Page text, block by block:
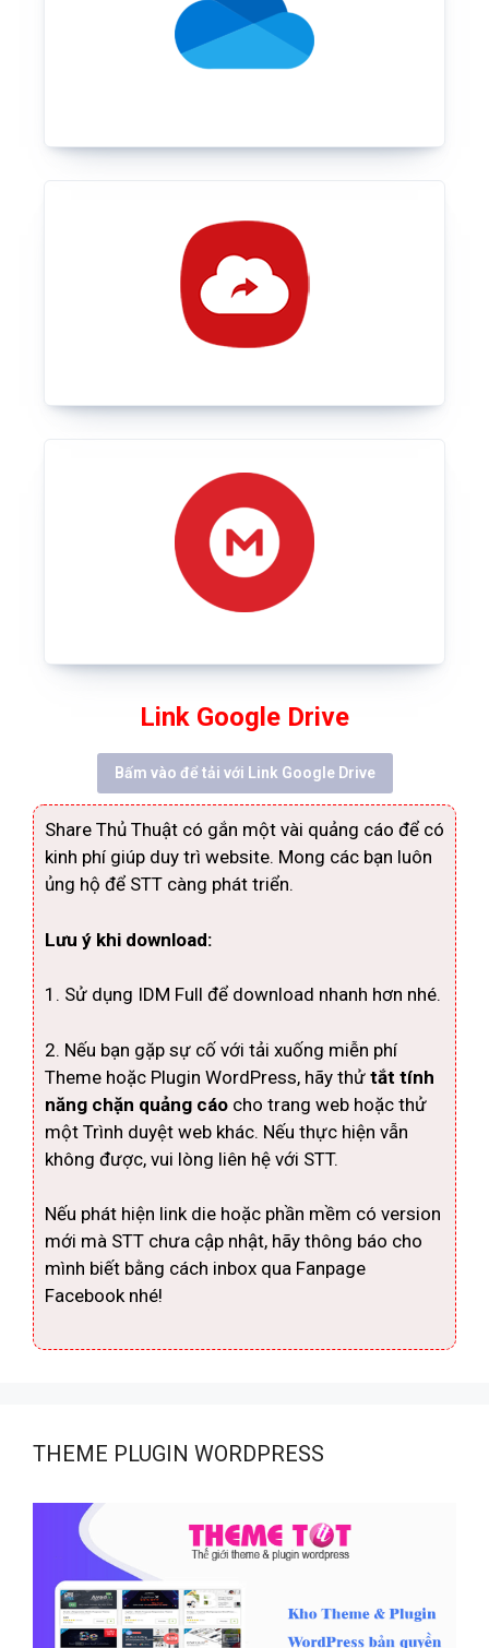
Link Google Drive
Bấm vào để tải với Link Google Drive
Share Thủ Thuật có gắn một vài quảng cáo để có
kinh phí giúp duy trì website. Mong các bạn luôn
ủng hộ để STT càng phát triển.
Lưu ý khi download:
1. Sử dụng IDM Full để download nhanh hơn nhé.
2. Nếu bạn gặp sự cố với tải xuống miễn phí
Theme hoặc Plugin WordPress, hãy thử tắt tính
năng chặn quảng cáo cho trang web hoặc thử
một Trình duyệt web khác. Nếu thực hiện vẫn
không được, vui lòng liên hệ với STT.
Nếu phát hiện link die hoặc phần mềm có version
mới mà STT chưa cập nhật, hãy thông báo cho
mình biết bằng cách inbox qua Fanpage
Facebook nhé!
THEME PLUGIN WORDPRESS